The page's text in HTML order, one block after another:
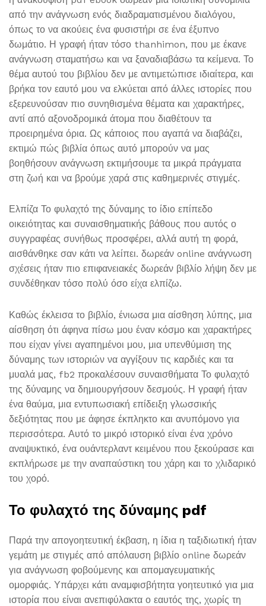
από την ανάγνωση ενός διαδραματισμένου διαλόγου,
όπως το να ακούεις ένα φυσιστήρι σε ένα έξυπνο
δωμάτιο. Η γραφή ήταν τόσο thanhimon, που με έκανε
ανάγνωση σταματήσω και να ξαναδιαβάσω τα κείμενα. Το
θέμα αυτού του βιβλίου δεν με αντιμετώπισε ιδιαίτερα, και
βρήκα τον εαυτό μου να ελκύεται από άλλες ιστορίες που
εξερευνούσαν πιο συνηθισμένα θέματα και χαρακτήρες,
αντί από αξονοδρομικά άτομα που διαθέτουν τα
προειρημένα όρια. Ως κάποιος που αγαπά να διαβάζει,
εκτιμώ πώς βιβλία όπως αυτό μπορούν να μας
βοηθήσουν ανάγνωση εκτιμήσουμε τα μικρά πράγματα
στη ζωή και να βρούμε χαρά στις καθημερινές στιγμές.
Ελπίζα Το φυλαχτό της δύναμης το ίδιο επίπεδο
οικειότητας και συναισθηματικής βάθους που αυτός ο
συγγραφέας συνήθως προσφέρει, αλλά αυτή τη φορά,
αισθάνθηκε σαν κάτι να λείπει. δωρεάν online ανάγνωση
σχέσεις ήταν πιο επιφανειακές δωρεάν βιβλίο λήψη δεν με
συνδέθηκαν τόσο πολύ όσο είχα ελπίζω.
Καθώς έκλεισα το βιβλίο, ένιωσα μια αίσθηση λύπης, μια
αίσθηση ότι άφηνα πίσω μου έναν κόσμο και χαρακτήρες
που είχαν γίνει αγαπημένοι μου, μια υπενθύμιση της
δύναμης των ιστοριών να αγγίξουν τις καρδιές και τα
μυαλά μας, fb2 προκαλέσουν συναισθήματα Το φυλαχτό
της δύναμης να δημιουργήσουν δεσμούς. Η γραφή ήταν
ένα θαύμα, μια εντυπωσιακή επίδειξη γλωσσικής
δεξιότητας που με άφησε έκπληκτο και ανυπόμονο για
περισσότερα. Αυτό το μικρό ιστορικό είναι ένα χρόνο
αναψυκτικό, ένα ουάντερλαντ κειμένου που ξεκούρασε και
εκπλήρωσε με την αναπαύστικη του χάρη και το χλιδαρικό
του χορό.
Το φυλαχτό της δύναμης pdf
Παρά την απογοητευτική έκβαση, η ίδια η ταξιδιωτική ήταν
γεμάτη με στιγμές από απόλαυση βιβλίο online δωρεάν
για ανάγνωση φοβούμενης και απομαγευματικής
ομορφιάς. Υπάρχει κάτι αναμφισβήτητα γοητευτικό για μια
ιστορία που είναι ανεπιφύλακτα ο εαυτός της, χωρίς τη